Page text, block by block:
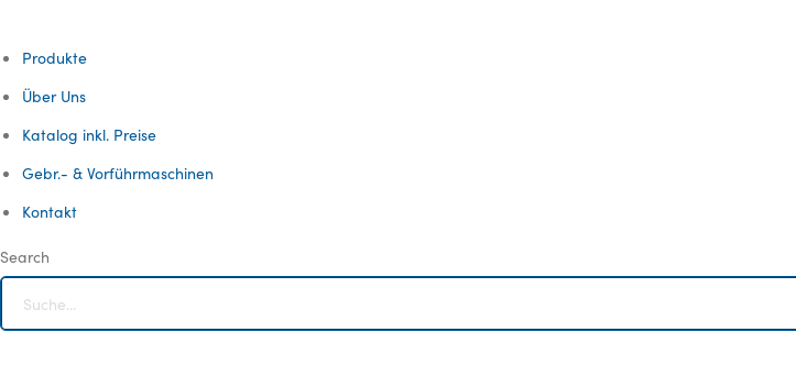
Produkte
Über Uns
Katalog inkl. Preise
Gebr.- & Vorführmaschinen
Kontakt
Search